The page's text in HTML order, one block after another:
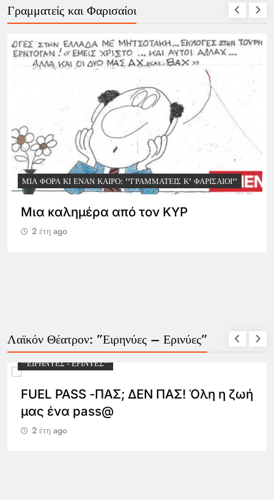
Γραμματείς και Φαρισαίοι
Κ' ΦΑΡΙΣΑΊΟΙ''
ΚΥΡ
ΜΙΑ ΦΟΡΆ ΚΙ ΈΝΑΝ ΚΑΙΡΌ:
Ίσως κάποτε δώσουν
Λαϊκόν Θέατρον: ”Ειρηνύες – Ερινύες”
''ΕΙΡΗΝΎΕΣ - ΕΡΙΝΎΕΣ''
FUEL PASS -ΠΑΣ; ΔΕΝ ΠΑΣ! Όλη η ζωή
μας ένα pass@
2 έτη ago